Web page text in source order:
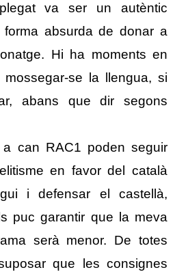
va ser un autèntic
forma absurda de donar a
Hi ha moments en
se la llengua, si
abans que dir segons
can RAC1 poden seguir
en favor del català
i defensar el castellà,
puc garantir que la meva
serà menor. De totes
que les consignes